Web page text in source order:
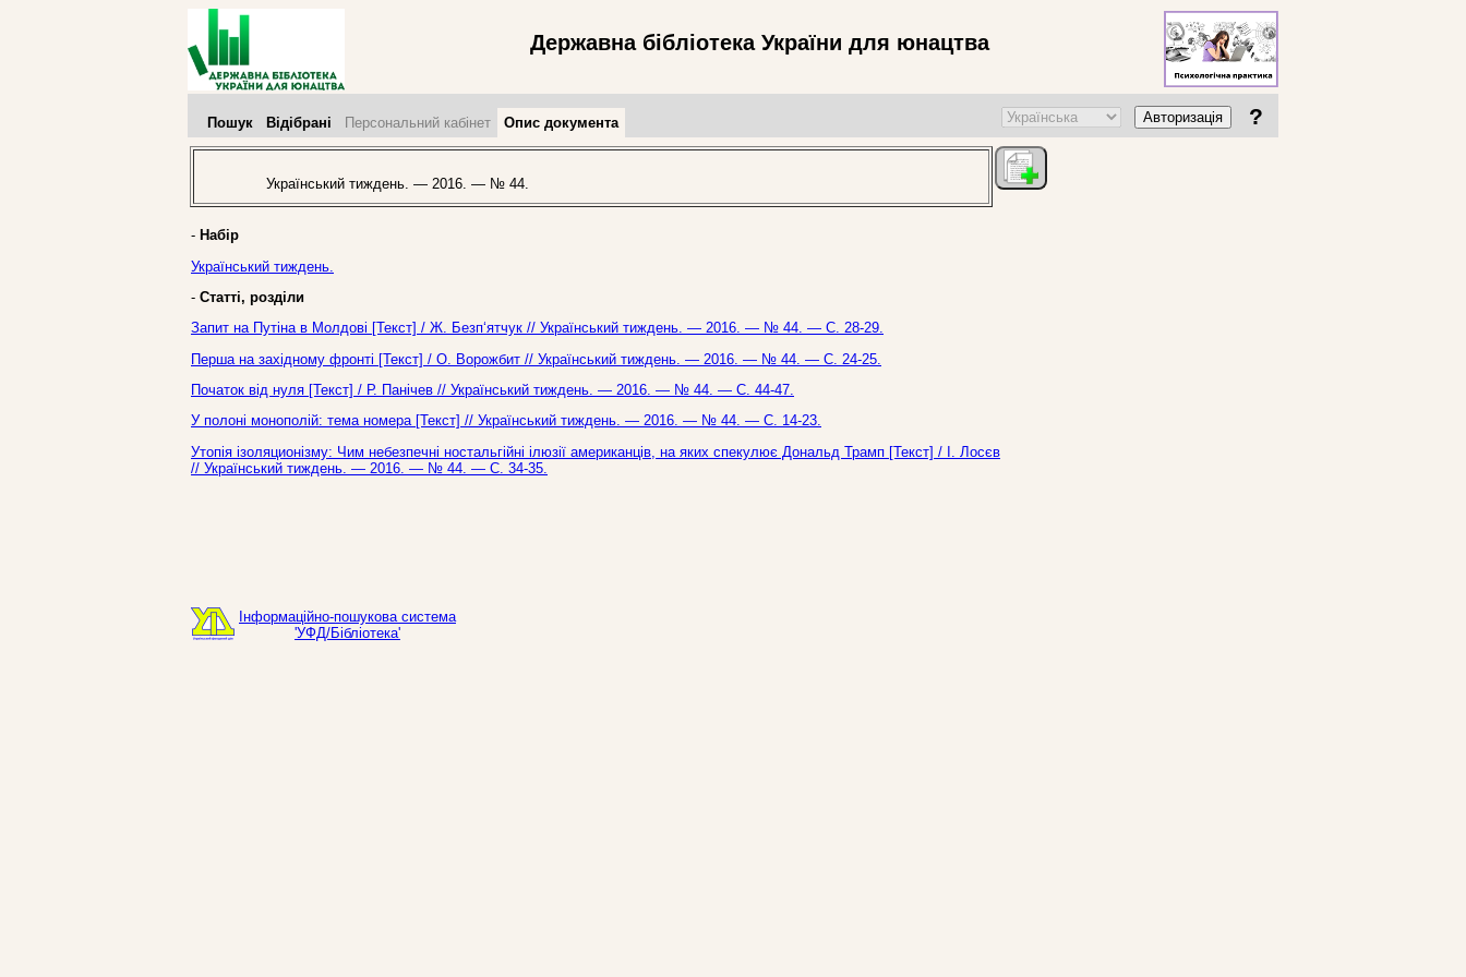
Державна бібліотека України для юнацтва
Пошук Відібрані Персональний кабінет Опис документа Авторизація ?
Український тиждень. — 2016. — № 44.
- Набір
Український тиждень.
- Статті, розділи
Запит на Путіна в Молдові [Текст] / Ж. Безп‘ятчук // Український тиждень. — 2016. — № 44. — С. 28-29.
Перша на західному фронті [Текст] / О. Ворожбит // Український тиждень. — 2016. — № 44. — С. 24-25.
Початок від нуля [Текст] / Р. Панічев // Український тиждень. — 2016. — № 44. — С. 44-47.
У полоні монополій: тема номера [Текст] // Український тиждень. — 2016. — № 44. — С. 14-23.
Утопія ізоляционізму: Чим небезпечні ностальгійні ілюзії американців, на яких спекулює Дональд Трамп [Текст] / І. Лосєв
// Український тиждень. — 2016. — № 44. — С. 34-35.
Інформаційно-пошукова система
'УФД/Бібліотека'